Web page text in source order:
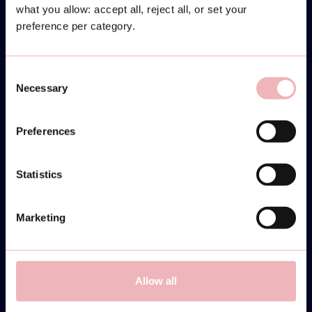
what you allow: accept all, reject all, or set your
preference per category.
Selection
Necessary
Preferences
Statistics
Marketing
Allow all